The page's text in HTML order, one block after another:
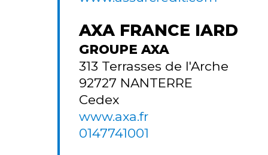
AXA FRANCE IARD
GROUPE AXA
313 Terrasses de l'Arche
92727 NANTERRE
Cedex
www.axa.fr
0147741001